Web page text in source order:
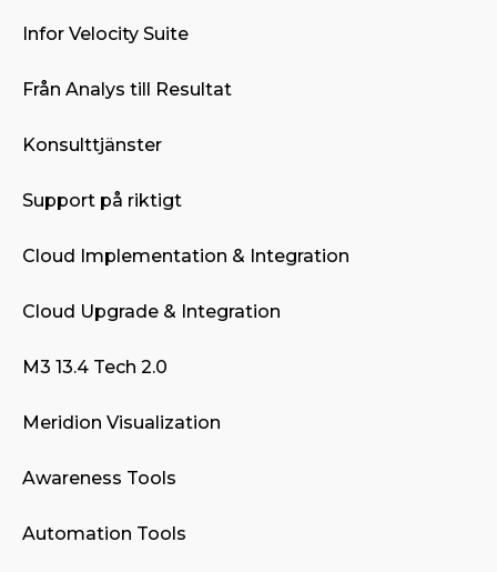
Infor Velocity Suite
Från Analys till Resultat
Konsulttjänster
Support på riktigt
Cloud Implementation & Integration
Cloud Upgrade & Integration
M3 13.4 Tech 2.0
Meridion Visualization
Awareness Tools
Automation Tools